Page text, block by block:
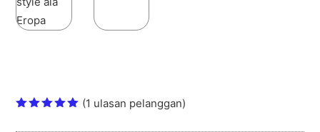
(1 ulasan pelanggan)